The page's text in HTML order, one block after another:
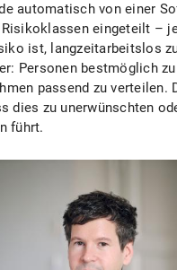
automatisch von einer
eingeteilt –
ist, langzeitarbeitslos
Personen bestmöglich
passend zu verteilen.
dies zu unerwünschten
führt.